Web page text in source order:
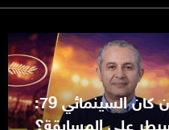
مهرجان كان السينمائي 79: